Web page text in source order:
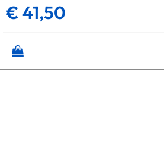
€ 41,50
Quantità